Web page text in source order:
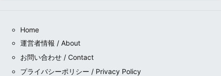
Home
運営者情報 / About
お問い合わせ / Contact
プライバシーポリシー / Privacy Policy